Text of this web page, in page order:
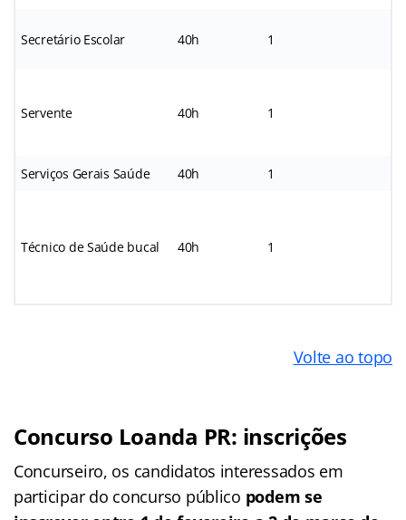
Secretário Escolar 40h 1
Servente 40h 1
Serviços Gerais Saúde 40h 1
Técnico de Saúde bucal 40h 1
Volte ao topo
Concurso Loanda PR: inscrições
Concurseiro, os candidatos interessados em
participar do concurso público podem se